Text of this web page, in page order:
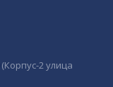
(Корпус-2 улица